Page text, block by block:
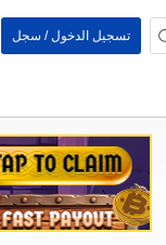
تسجيل الدخول / سجل